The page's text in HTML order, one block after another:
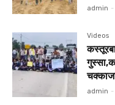
admin -
Videos
admin -